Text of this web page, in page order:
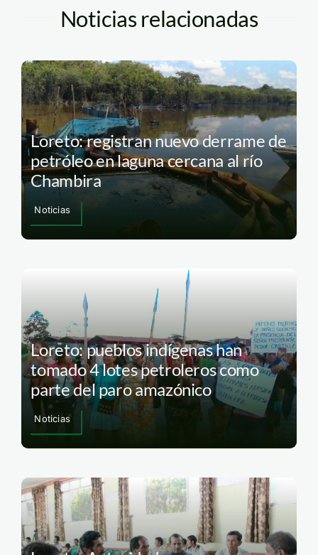
Noticias relacionadas
Loreto: registran nuevo derrame de
petróleo en laguna cercana al río
Chambira
Noticias
Loreto: pueblos indígenas han
tomado 4 lotes petroleros como
parte del paro amazónico
Noticias